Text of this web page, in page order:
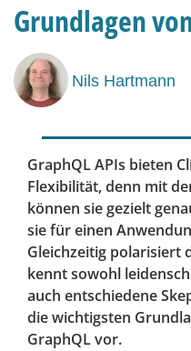
Grundlagen
Nils Hartmann
GraphQL APIs bieten
Flexibilität, denn mit
können sie gezielt
sie für einen
Gleichzeitig polarisiert
kennt sowohl
auch entschiedene
die wichtigsten
GraphQL vor.